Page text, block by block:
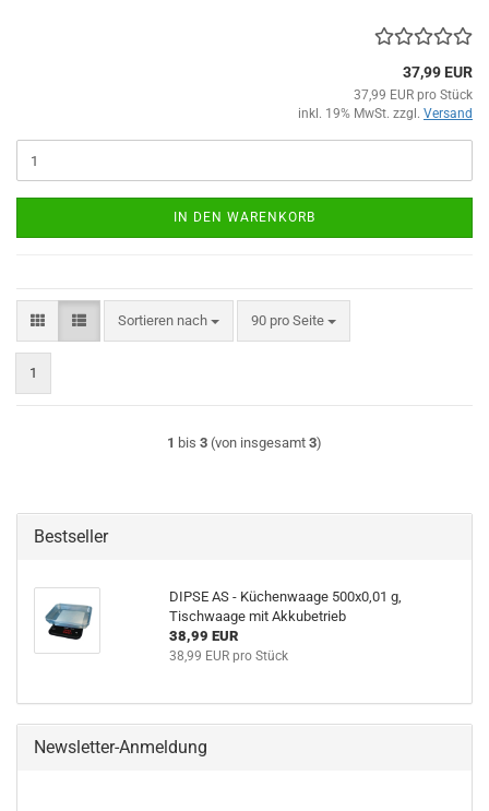
37,99 EUR
37,99 EUR pro Stück
inkl. 19% MwSt. zzgl. Versand
IN DEN WARENKORB
Sortieren nach
Sortieren nach 90 pro Seite
pro Seite
1
1 bis 3 (von insgesamt 3)
Bestseller
DIPSE AS - Küchenwaage 500x0,01 g,
Tischwaage mit Akkubetrieb
38,99 EUR
38,99 EUR pro Stück
Newsletter-Anmeldung